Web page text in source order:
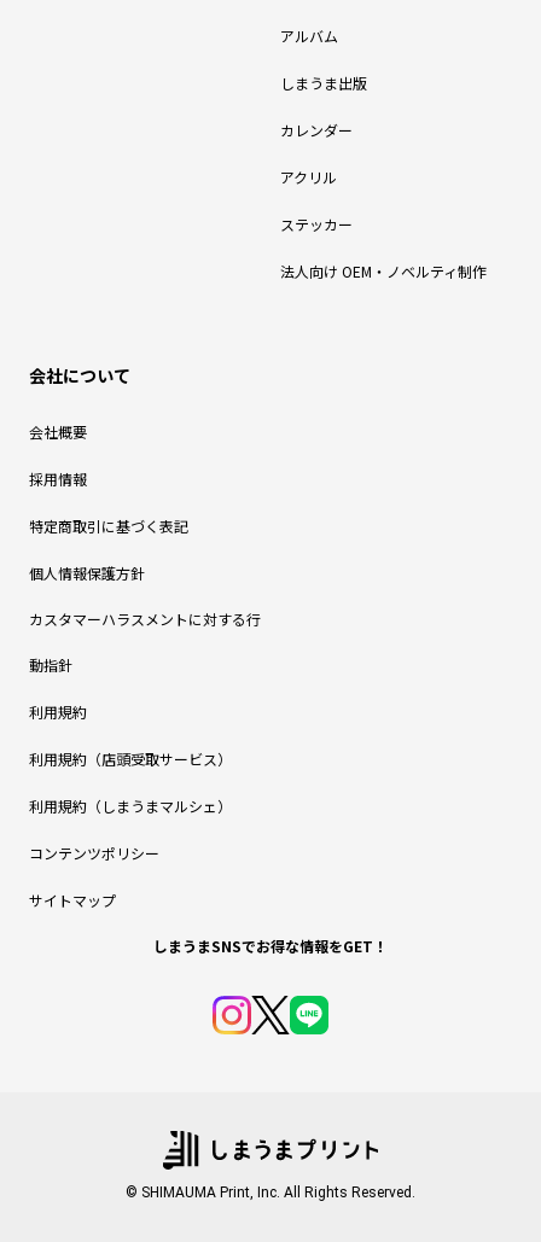
アルバム
しまうま出版
カレンダー
アクリル
ステッカー
法人向け OEM・ノベルティ制作
会社について
会社概要
採用情報
特定商取引に基づく表記
個人情報保護方針
カスタマーハラスメントに対する行
動指針
利用規約
利用規約（店頭受取サービス）
利用規約（しまうまマルシェ）
コンテンツポリシー
サイトマップ
しまうまSNSでお得な情報をGET！
© SHIMAUMA Print, Inc. All Rights Reserved.